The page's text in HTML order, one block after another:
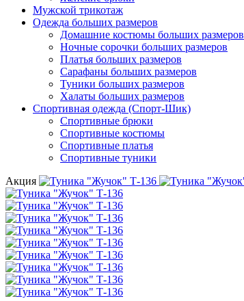
Мужской трикотаж
Одежда больших размеров
Домашние костюмы больших размеров
Ночные сорочки больших размеров
Платья больших размеров
Сарафаны больших размеров
Туники больших размеров
Халаты больших размеров
Спортивная одежда (Спорт-Шик)
Спортивные брюки
Спортивные костюмы
Спортивные платья
Спортивные туники
Акция